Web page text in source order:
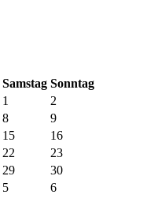
Samstag Sonntag
1
2
8
9
15
16
22
23
29
30
5 6